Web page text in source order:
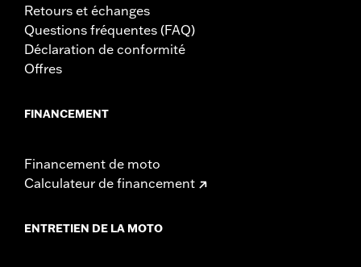
Retours et échanges
Questions fréquentes (FAQ)
Déclaration de conformité
Offres
FINANCEMENT
Financement de moto
Calculateur de financement
ENTRETIEN DE LA MOTO